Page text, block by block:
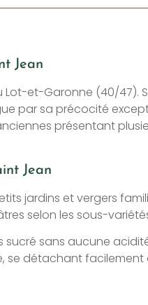
Jean
Lot-et-Garonne (40/
par sa précocité
présentant
Jean
jardins et vergers
selon les sous-
sans aucune
détachant facilement